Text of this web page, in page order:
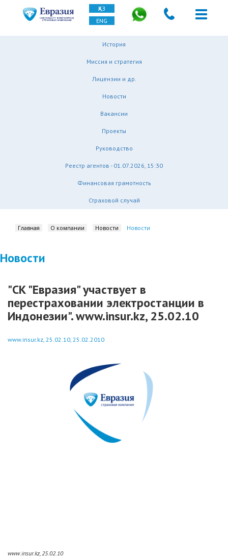
ҚАЗ
ENG
История
Миссия и стратегия
Лицензии и др.
Новости
Вакансии
Проекты
Руководство
Реестр агентов - 01.07.2026, 15:30
Финансовая грамотность
Страховой случай
Главная О компании Новости Новости
Новости
"СК "Евразия" участвует в
перестраховании электростанции в
Индонезии". www.insur.kz, 25.02.10
www.insur.kz, 25.02.10, 25.02.2010
www.insur.kz, 25.02.10